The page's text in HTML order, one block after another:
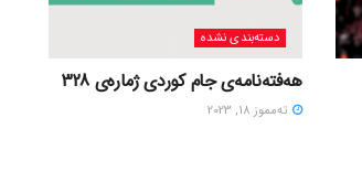
دسته‌بندی نشده
هەفتەنامەی جام کوردی ژمارەی 328
ته‌مموز 18, 2023